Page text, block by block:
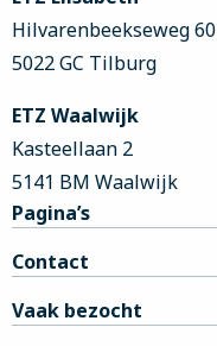
Hilvarenbeekseweg 60
5022 GC Tilburg
ETZ Waalwijk
Kasteellaan 2
5141 BM Waalwijk
Pagina’s
Contact
Vaak bezocht